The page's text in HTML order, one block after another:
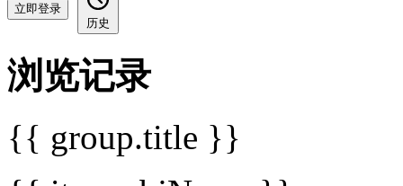
立即登录
历史
浏览记录
{{ group.title }}